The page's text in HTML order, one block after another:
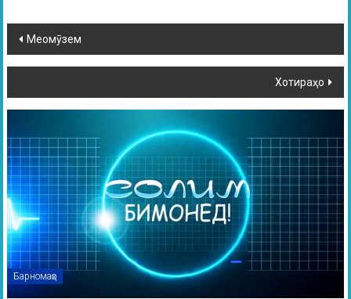
Меомӯзем
Хотираҳо
Барномаҳо